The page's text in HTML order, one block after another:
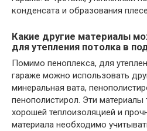
конденсата и образования
Какие другие материалы
для утепления потолка в
Помимо пеноплекса, для
гараже можно использовать
минеральная вата,
пенополистирол. Эти
хорошей теплоизоляцией и
материала необходимо